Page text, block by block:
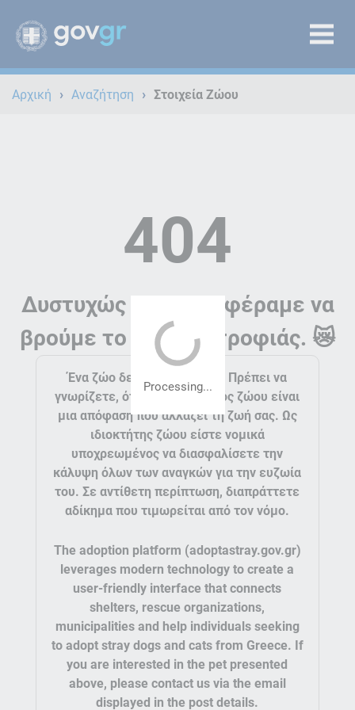
Αρχική › Αναζήτηση › Στοιχεία Ζώου
404
Δυστυχώς δεν καταφέραμε να
βρούμε το ζώο συντροφιάς. 😿
Ένα ζώο δεν είναι παιχνίδι. Πρέπει να
γνωρίζετε, ότι η υιοθεσία ενός ζώου είναι
μια απόφαση που αλλάζει τη ζωή σας. Ως
ιδιοκτήτης ζώου είστε νομικά
υποχρεωμένος να διασφαλίσετε την
κάλυψη όλων των αναγκών για την ευζωία
του. Σε αντίθετη περίπτωση, διαπράττετε
αδίκημα που τιμωρείται από τον νόμο.
The adoption platform (adoptastray.gov.gr)
leverages modern technology to create a
user-friendly interface that connects
shelters, rescue organizations,
municipalities and help individuals seeking
to adopt stray dogs and cats from Greece. If
you are interested in the pet presented
above, please contact us via the email
displayed in the post details.
Processing...